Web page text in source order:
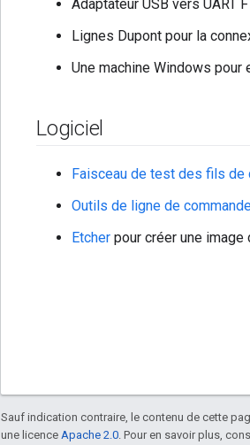
Adaptateur USB vers UART
Lignes Dupont pour la
Une machine Windows
Logiciel
Faisceau de test des fils de
Outils de ligne de
Etcher pour créer une image
Sauf indication contraire, le contenu de cette
une licence Apache 2.0. Pour en savoir plus,